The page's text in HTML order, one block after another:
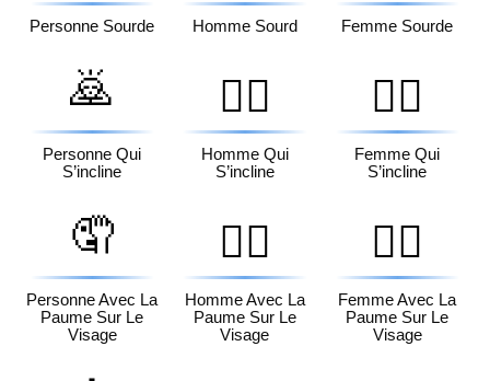
Personne Sourde Homme Sourd Femme Sourde
🙇
Personne Qui
S’incline
🙇‍♂️
Homme Qui
S’incline
🙇‍♀️
Femme Qui
S’incline
🤦
Personne Avec La
Paume Sur Le
Visage
🤦‍♂️
Homme Avec La
Paume Sur Le
Visage
🤦‍♀️
Femme Avec La
Paume Sur Le
Visage